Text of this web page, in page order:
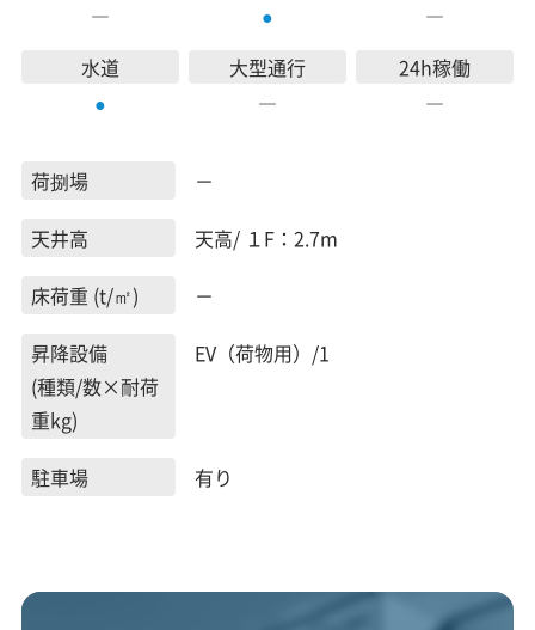
―
●
―
水道
●
大型通行
―
24h稼働
―
荷捌場
－
天井高
天高/ １F：2.7m
床荷重 (t/㎡)
－
昇降設備
(種類/数×耐荷
重kg)
EV（荷物用）/1
駐車場 有り